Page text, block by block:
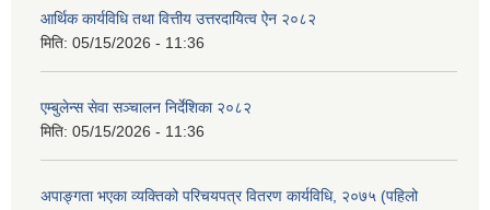
आर्थिक कार्यविधि तथा वित्तीय उत्तरदायित्व ऐन २०८२
मिति: 05/15/2026 - 11:36
एम्बुलेन्स सेवा सञ्चालन निर्देशिका २०८२
मिति: 05/15/2026 - 11:36
अपाङ्गता भएका व्यक्तिको परिचयपत्र वितरण कार्यविधि, २०७५ (पहिलो